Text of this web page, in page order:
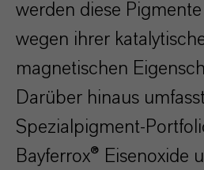
werden diese
wegen ihrer
magnetischen
Darüber hinaus
Spezialpigment-
Bayferrox® Eisenoxide